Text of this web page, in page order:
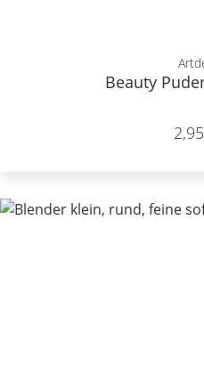
Beauty